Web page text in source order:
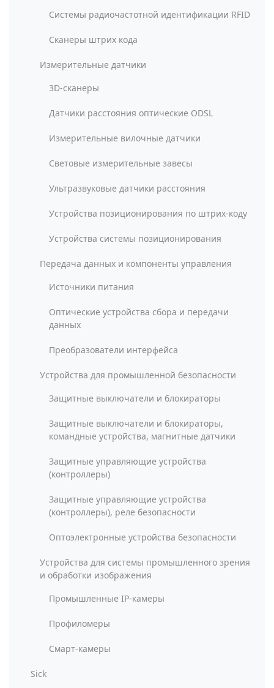
Системы радиочастотной идентификации RFID
Сканеры штрих кода
Измерительные датчики
3D-сканеры
Датчики расстояния оптические ODSL
Измерительные вилочные датчики
Световые измерительные завесы
Ультразвуковые датчики расстояния
Устройства позиционирования по штрих-коду
Устройства системы позиционирования
Передача данных и компоненты управления
Источники питания
Оптические устройства сбора и передачи
данных
Преобразователи интерфейса
Устройства для промышленной безопасности
Защитные выключатели и блокираторы
Защитные выключатели и блокираторы,
командные устройства, магнитные датчики
Защитные управляющие устройства
(контроллеры)
Защитные управляющие устройства
(контроллеры), реле безопасности
Оптоэлектронные устройства безопасности
Устройства для системы промышленного зрения
и обработки изображения
Промышленные IP-камеры
Профиломеры
Смарт-камеры
Sick